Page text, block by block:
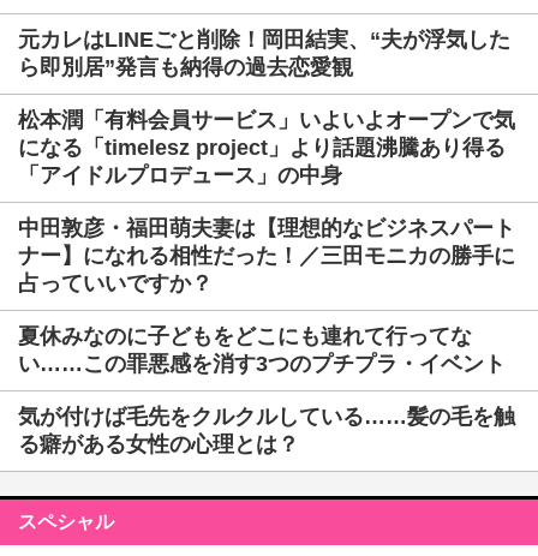
元カレはLINEごと削除！岡田結実、“夫が浮気した
ら即別居”発言も納得の過去恋愛観
松本潤「有料会員サービス」いよいよオープンで気
になる「timelesz project」より話題沸騰あり得る
「アイドルプロデュース」の中身
中田敦彦・福田萌夫妻は【理想的なビジネスパート
ナー】になれる相性だった！／三田モニカの勝手に
占っていいですか？
夏休みなのに子どもをどこにも連れて行ってな
い……この罪悪感を消す3つのプチプラ・イベント
気が付けば毛先をクルクルしている……髪の毛を触
る癖がある女性の心理とは？
スペシャル